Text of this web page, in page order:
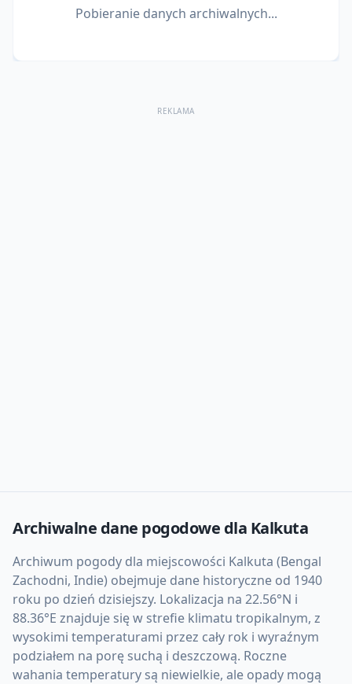
Pobieranie danych archiwalnych...
REKLAMA
Archiwalne dane pogodowe dla Kalkuta
Archiwum pogody dla miejscowości Kalkuta (Bengal
Zachodni, Indie) obejmuje dane historyczne od 1940
roku po dzień dzisiejszy. Lokalizacja na 22.56°N i
88.36°E znajduje się w strefie klimatu tropikalnym, z
wysokimi temperaturami przez cały rok i wyraźnym
podziałem na porę suchą i deszczową. Roczne
wahania temperatury są niewielkie, ale opady mogą